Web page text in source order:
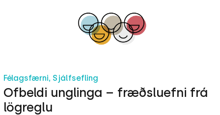
Félagsfærni, Sjálfsefling
Ofbeldi unglinga – fræðsluefni frá
lögreglu